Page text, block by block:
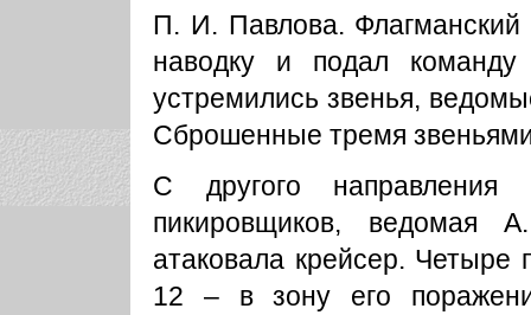
П. И. Павлова.
наводку и подал
устремились звенья,
Сброшенные тремя
С другого
пикировщиков,
атаковала крейсер. Четыре
12 – в зону его